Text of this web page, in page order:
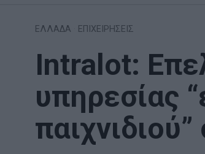
ΕΛΛΑΔΑ ΕΠΙΧΕΙΡΗΣΕΙΣ
Intralot:
υπηρεσίας